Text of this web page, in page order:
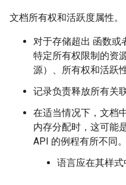
文档所有权和活跃度属性。
对于存储超出 函数或
特定所有权限制的资
源）、所有权和活跃
记录负责释放所有关
在适当情况下，文档
内存分配时，这可能
API 的例程有所不同。
语言应在其样式